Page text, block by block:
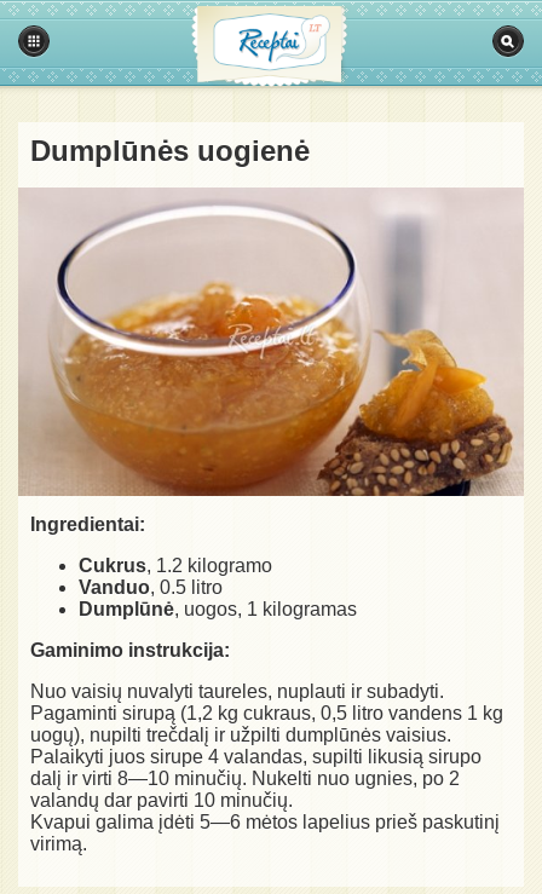
Dumplūnės uogienė
Ingredientai:
Cukrus, 1.2 kilogramo
Vanduo, 0.5 litro
Dumplūnė, uogos, 1 kilogramas
Gaminimo instrukcija:
Nuo vaisių nuvalyti taureles, nuplauti ir subadyti.
Pagaminti sirupą (1,2 kg cukraus, 0,5 litro vandens 1 kg
uogų), nupilti trečdalį ir užpilti dumplūnės vaisius.
Palaikyti juos sirupe 4 valandas, supilti likusią sirupo
dalį ir virti 8—10 minučių. Nukelti nuo ugnies, po 2
valandų dar pavirti 10 minučių.
Kvapui galima įdėti 5—6 mėtos lapelius prieš paskutinį
virimą.